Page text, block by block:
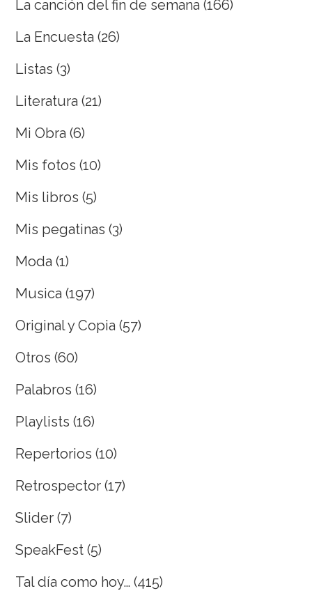
La canción del fin de semana (166)
La Encuesta (26)
Listas (3)
Literatura (21)
Mi Obra (6)
Mis fotos (10)
Mis libros (5)
Mis pegatinas (3)
Moda (1)
Musica (197)
Original y Copia (57)
Otros (60)
Palabros (16)
Playlists (16)
Repertorios (10)
Retrospector (17)
Slider (7)
SpeakFest (5)
Tal día como hoy… (415)